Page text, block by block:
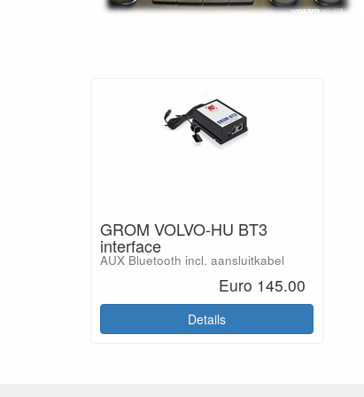
GROM VOLVO-HU BT3
interface
AUX Bluetooth incl. aansluitkabel
Euro 145.00
Details